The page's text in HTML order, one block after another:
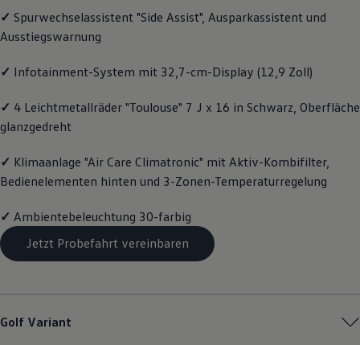
Motorenöl und Flüssigkeiten
Räder und Reifen
Pannen- und Unfallhilfe
Volkswagen Teile
Modellspezifisches Zubehör
Schutz und Pflege
Individualisieren
Wallbox und Ladekabel
Digitale Extras
Volkswagen Apps, Login und Shop
Handy und Fahrzeug verbinden
Updates für Software, Karten und Radio
Über Ihr Auto
✓ Spurwechselassistent "Side Assist", Ausparkassistent und
Ausstiegswarnung
✓ Infotainment-System mit 32,7-cm-Display (12,9 Zoll)
✓ 4 Leichtmetallräder "Toulouse" 7 J x 16 in Schwarz, Oberfläche
glanzgedreht
✓ Klimaanlage "Air Care Climatronic" mit Aktiv-Kombifilter,
Bedienelementen hinten und 3-Zonen-Temperaturregelung
✓ Ambientebeleuchtung 30-farbig
Jetzt Probefahrt vereinbaren
Golf Variant